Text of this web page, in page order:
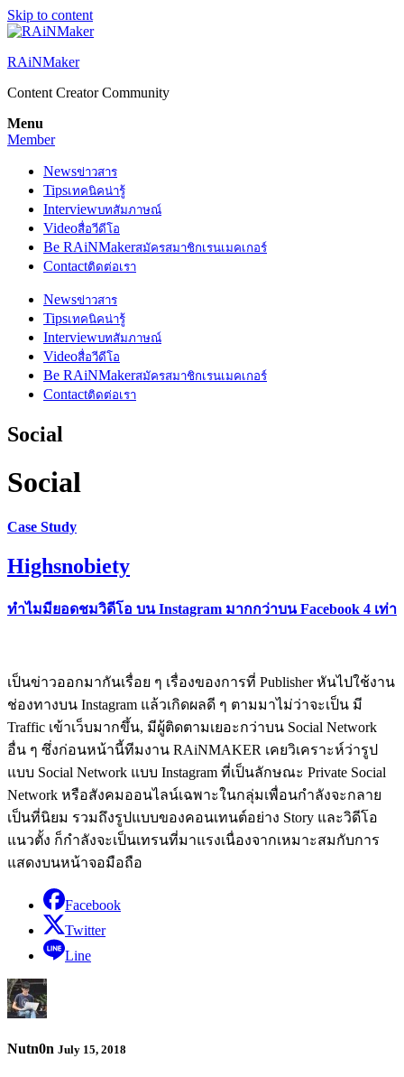
Skip to content
RAiNMaker
Content Creator Community
Menu
Member
Newsข่าวสาร
Tipsเทคนิคน่ารู้
Interviewบทสัมภาษณ์
Videoสื่อวีดีโอ
Be RAiNMakerสมัครสมาชิกเรนเมคเกอร์
Contactติดต่อเรา
Newsข่าวสาร
Tipsเทคนิคน่ารู้
Interviewบทสัมภาษณ์
Videoสื่อวีดีโอ
Be RAiNMakerสมัครสมาชิกเรนเมคเกอร์
Contactติดต่อเรา
Social
Social
Case Study
Highsnobiety
ทำไมมียอดชมวิดีโอ บน Instagram มากกว่าบน Facebook 4 เท่า
เป็นข่าวออกมากันเรื่อย ๆ เรื่องของการที่ Publisher หันไปใช้งาน
ช่องทางบน Instagram แล้วเกิดผลดี ๆ ตามมาไม่ว่าจะเป็น มี
Traffic เข้าเว็บมากขึ้น, มีผู้ติดตามเยอะกว่าบน Social Network
อื่น ๆ ซึ่งก่อนหน้านี้ทีมงาน RAiNMAKER เคยวิเคราะห์ว่ารูป
แบบ Social Network แบบ Instagram ที่เป็นลักษณะ Private Social
Network หรือสังคมออนไลน์เฉพาะในกลุ่มเพื่อนกำลังจะกลาย
เป็นที่นิยม รวมถึงรูปแบบของคอนเทนต์อย่าง Story และวิดีโอ
แนวตั้ง ก็กำลังจะเป็นเทรนที่มาแรงเนื่องจากเหมาะสมกับการ
แสดงบนหน้าจอมือถือ
Facebook
Twitter
Line
Nutn0n July 15, 2018